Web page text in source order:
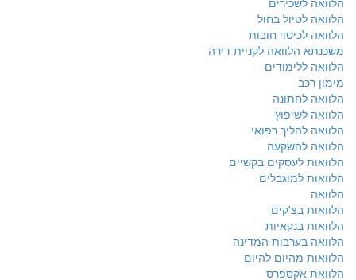
הלוואה לטיול בחול
הלוואה לכיסוי חובות
משכנתא הלוואה לקניית דירה
הלוואה ללימודים
מימון רכב
הלוואה לחתונה
הלוואה לשיפוץ
הלוואה להליך רפואי
הלוואה להשקעה
הלוואות לעסקים בקשיים
הלוואות למוגבלים
הלוואה
הלוואות בצ'קים
הלוואות בנקאיות
הלוואה בערבות המדינה
הלוואות מהיום להיום
הלוואת אקספרס